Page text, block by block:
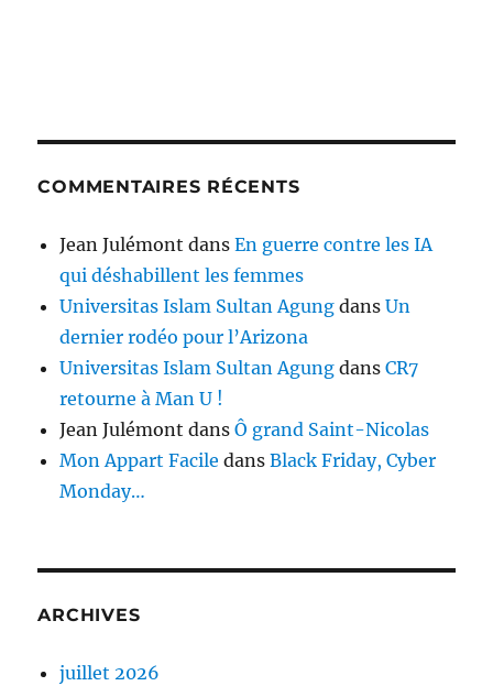
COMMENTAIRES RÉCENTS
Jean Julémont dansEn guerre contre les IA
qui déshabillent les femmes
Universitas Islam Sultan Agung dansUn
dernier rodéo pour l’Arizona
Universitas Islam Sultan Agung dansCR7
retourne à Man U !
Jean Julémont dansÔ grand Saint-Nicolas
Mon Appart Facile dansBlack Friday, Cyber
Monday…
ARCHIVES
juillet 2026